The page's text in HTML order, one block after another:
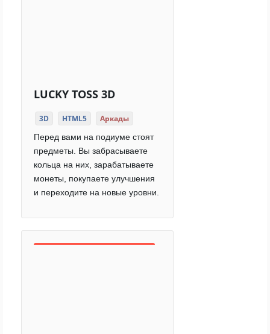
LUCKY TOSS 3D
3D HTML5 Аркады
Перед вами на подиуме стоят
предметы. Вы забрасываете
кольца на них, зарабатываете
монеты, покупаете улучшения
и переходите на новые уровни.